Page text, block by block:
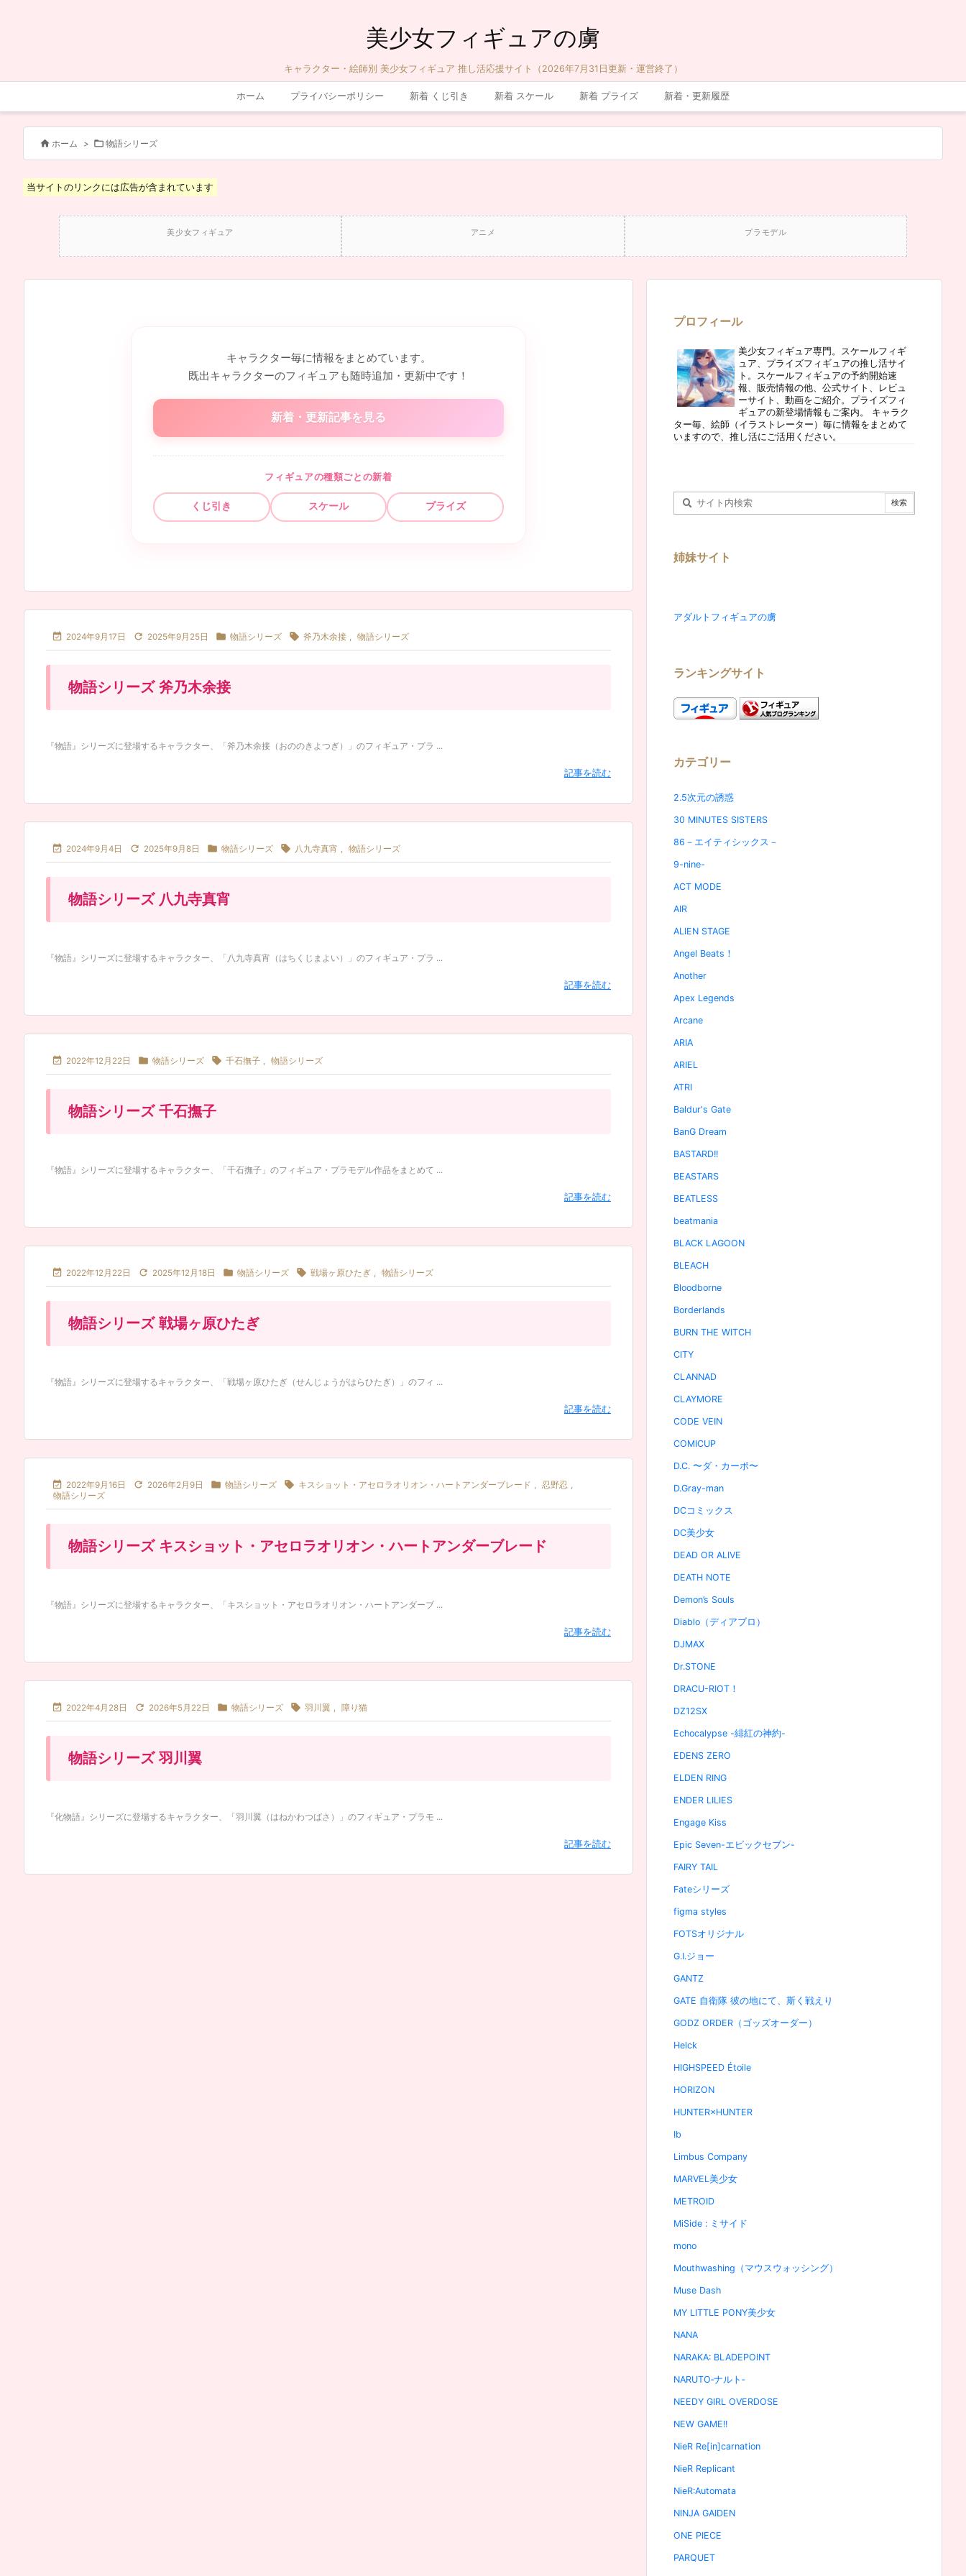
美少女フィギュアの虜
キャラクター・絵師別 美少女フィギュア 推し活応援サイト（2026年7月31日更新・運営終了）
ホーム プライバシーポリシー 新着 くじ引き 新着 スケール 新着 プライズ 新着・更新履歴
 ホーム >  物語シリーズ
当サイトのリンクには広告が含まれています
美少女フィギュア アニメ プラモデル
キャラクター毎に情報をまとめています。
既出キャラクターのフィギュアも随時追加・更新中です！
新着・更新記事を見る
フィギュアの種類ごとの新着
くじ引き スケール プライズ
 2024年9月17日  2025年9月25日  物語シリーズ  斧乃木余接 , 物語シリーズ
物語シリーズ 斧乃木余接
『物語』シリーズに登場するキャラクター、「斧乃木余接（おののきよつぎ）」のフィギュア・プラ ...
記事を読む
 2024年9月4日  2025年9月8日  物語シリーズ  八九寺真宵 , 物語シリーズ
物語シリーズ 八九寺真宵
『物語』シリーズに登場するキャラクター、「八九寺真宵（はちくじまよい）」のフィギュア・プラ ...
記事を読む
 2022年12月22日  物語シリーズ  千石撫子 , 物語シリーズ
物語シリーズ 千石撫子
『物語』シリーズに登場するキャラクター、「千石撫子」のフィギュア・プラモデル作品をまとめて ...
記事を読む
 2022年12月22日  2025年12月18日  物語シリーズ  戦場ヶ原ひたぎ , 物語シリーズ
物語シリーズ 戦場ヶ原ひたぎ
『物語』シリーズに登場するキャラクター、「戦場ヶ原ひたぎ（せんじょうがはらひたぎ）」のフィ ...
記事を読む
 2022年9月16日  2026年2月9日  物語シリーズ  キスショット・アセロラオリオン・ハートアンダーブレード , 忍野忍 ,
物語シリーズ
物語シリーズ キスショット・アセロラオリオン・ハートアンダーブレード
『物語』シリーズに登場するキャラクター、「キスショット・アセロラオリオン・ハートアンダーブ ...
記事を読む
 2022年4月28日  2026年5月22日  物語シリーズ  羽川翼 , 障り猫
物語シリーズ 羽川翼
『化物語』シリーズに登場するキャラクター、「羽川翼（はねかわつばさ）」のフィギュア・プラモ ...
記事を読む
プロフィール
美少女フィギュア専門。スケールフィギ
ュア、プライズフィギュアの推し活サイ
ト。スケールフィギュアの予約開始速
報、販売情報の他、公式サイト、レビュ
ーサイト、動画をご紹介。プライズフィ
ギュアの新登場情報もご案内。 キャラク
ター毎、絵師（イラストレーター）毎に情報をまとめて
いますので、推し活にご活用ください。
姉妹サイト
アダルトフィギュアの虜
ランキングサイト
カテゴリー
2.5次元の誘惑
30 MINUTES SISTERS
86－エイティシックス－
9-nine-
ACT MODE
AIR
ALIEN STAGE
Angel Beats！
Another
Apex Legends
Arcane
ARIA
ARIEL
ATRI
Baldur's Gate
BanG Dream
BASTARD!!
BEASTARS
BEATLESS
beatmania
BLACK LAGOON
BLEACH
Bloodborne
Borderlands
BURN THE WITCH
CITY
CLANNAD
CLAYMORE
CODE VEIN
COMICUP
D.C. 〜ダ・カーポ〜
D.Gray-man
DCコミックス
DC美少女
DEAD OR ALIVE
DEATH NOTE
Demon’s Souls
Diablo（ディアブロ）
DJMAX
Dr.STONE
DRACU-RIOT！
DZ12SX
Echocalypse -緋紅の神約-
EDENS ZERO
ELDEN RING
ENDER LILIES
Engage Kiss
Epic Seven-エピックセブン-
FAIRY TAIL
Fateシリーズ
figma styles
FOTSオリジナル
G.I.ジョー
GANTZ
GATE 自衛隊 彼の地にて、斯く戦えり
GODZ ORDER（ゴッズオーダー）
Helck
HIGHSPEED Étoile
HORIZON
HUNTER×HUNTER
Ib
Limbus Company
MARVEL美少女
METROID
MiSide : ミサイド
mono
Mouthwashing（マウスウォッシング）
Muse Dash
MY LITTLE PONY美少女
NANA
NARAKA: BLADEPOINT
NARUTO‐ナルト‐
NEEDY GIRL OVERDOSE
NEW GAME!!
NieR Re[in]carnation
NieR Replicant
NieR:Automata
NINJA GAIDEN
ONE PIECE
PARQUET